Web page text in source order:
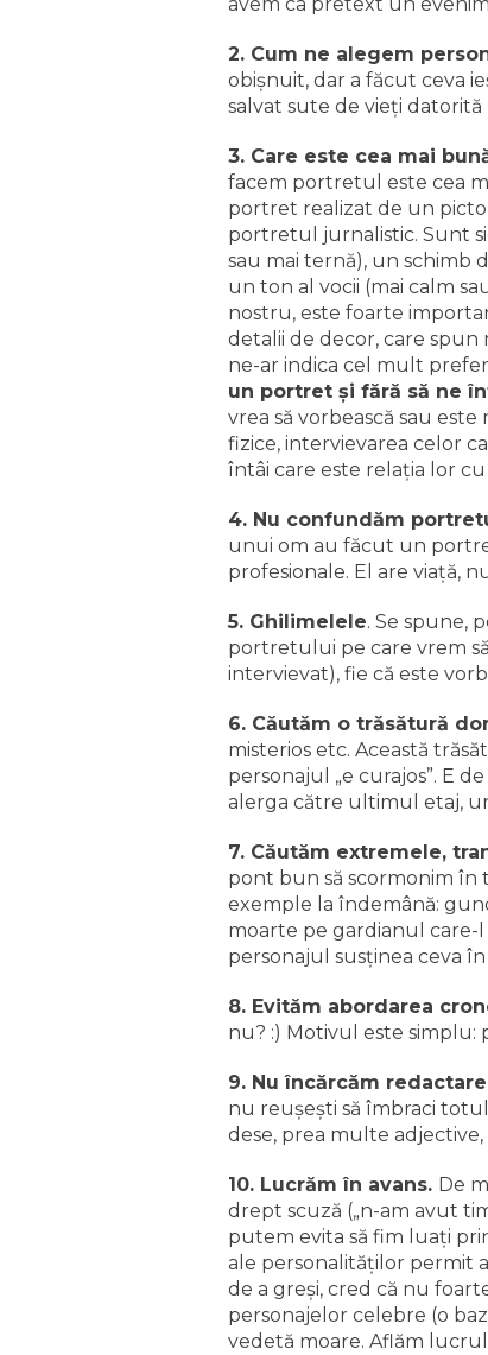
2. Cum ne alegem
obişnuit, dar a făcut ceva
salvat sute de vieţi
3. Care este cea mai
facem portretul este cea
portret realizat de un
portretul jurnalistic. Sunt
sau mai ternă), un schimb
un ton al vocii (mai calm
nostru, este foarte
detalii de decor, care spun
ne-ar indica cel mult
un portret şi fără să ne
vrea să vorbească sau
fizice, intervievarea celor
întâi care este relaţia lor
4. Nu confundăm
unui om au făcut un
profesionale. El are viaţă,
5. Ghilimelele. Se spune,
portretului pe care vrem
intervievat), fie că este
6. Căutăm o trăsătură
misterios etc. Această
personajul „e curajos”. E
alerga către ultimul etaj,
7. Căutăm extremele,
pont bun să scormonim
exemple la îndemână:
moarte pe gardianul care-
personajul susţinea ceva
8. Evităm abordarea
nu? :) Motivul este simplu:
9. Nu încărcăm
nu reuşeşti să îmbraci
dese, prea multe
10. Lucrăm în avans. De
drept scuză („n-am avut
putem evita să fim luaţi
ale personalităţilor permit
de a greşi, cred că nu
personajelor celebre (o
vedetă moare. Aflăm